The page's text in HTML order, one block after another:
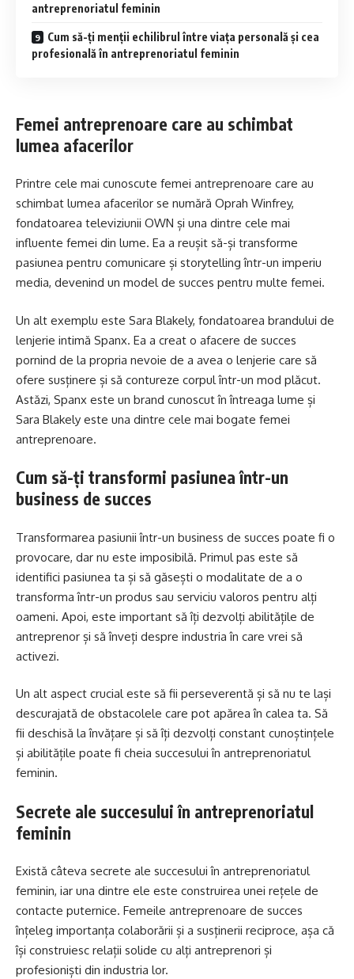
antreprenoriatul feminin
Cum să-ți menții echilibrul între viața personală și cea
profesională în antreprenoriatul feminin
Femei antreprenoare care au schimbat
lumea afacerilor
Printre cele mai cunoscute femei antreprenoare care au
schimbat lumea afacerilor se numără Oprah Winfrey,
fondatoarea televiziunii OWN și una dintre cele mai
influente femei din lume. Ea a reușit să-și transforme
pasiunea pentru comunicare și storytelling într-un imperiu
media, devenind un model de succes pentru multe femei.
Un alt exemplu este Sara Blakely, fondatoarea brandului de
lenjerie intimă Spanx. Ea a creat o afacere de succes
pornind de la propria nevoie de a avea o lenjerie care să
ofere susținere și să contureze corpul într-un mod plăcut.
Astăzi, Spanx este un brand cunoscut în întreaga lume și
Sara Blakely este una dintre cele mai bogate femei
antreprenoare.
Cum să-ți transformi pasiunea într-un
business de succes
Transformarea pasiunii într-un business de succes poate fi o
provocare, dar nu este imposibilă. Primul pas este să
identifici pasiunea ta și să găsești o modalitate de a o
transforma într-un produs sau serviciu valoros pentru alți
oameni. Apoi, este important să îți dezvolți abilitățile de
antreprenor și să înveți despre industria în care vrei să
activezi.
Un alt aspect crucial este să fii perseverentă și să nu te lași
descurajată de obstacolele care pot apărea în calea ta. Să
fii deschisă la învățare și să îți dezvolți constant cunoștințele
și abilitățile poate fi cheia succesului în antreprenoriatul
feminin.
Secrete ale succesului în antreprenoriatul
feminin
Există câteva secrete ale succesului în antreprenoriatul
feminin, iar una dintre ele este construirea unei rețele de
contacte puternice. Femeile antreprenoare de succes
înțeleg importanța colaborării și a susținerii reciproce, așa că
își construiesc relații solide cu alți antreprenori și
profesioniști din industria lor.